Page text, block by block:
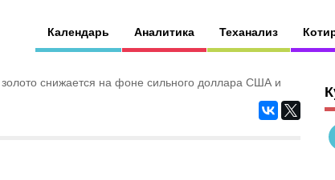
Календарь Аналитика Теханализ
снижается на фоне сильного доллара США и